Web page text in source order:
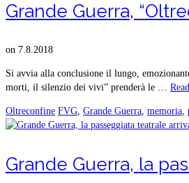
Grande Guerra,
on 7.8.2018
Si avvia alla conclusione il lungo,
morti, il silenzio dei vivi” prenderà le …
Oltreconfine FVG Grande Guerra memoria
Grande Guerra, la